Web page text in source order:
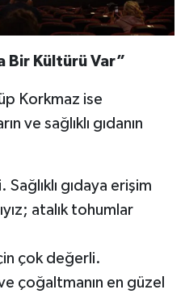
Bir Kültürü Var”
Korkmaz ise
ve sağlıklı gıdanın
gıdaya erişim
atalık tohumlar
çok değerli.
çoğaltmanın en güzel